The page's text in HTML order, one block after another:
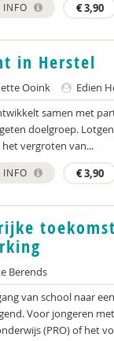
INFO €3,90
in Herstel
Ooink
Edien
samen met
doelgroep.
het vergroten van...
INFO €3,90
Berends
van school naar
Voor jongeren
(PRO) of het